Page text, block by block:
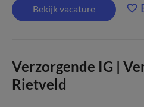
Bekijk vacature
Verzorgende IG |
Rietveld